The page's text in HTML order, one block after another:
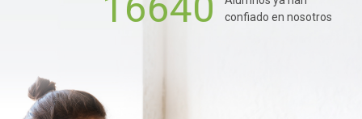
confiado en nosotros